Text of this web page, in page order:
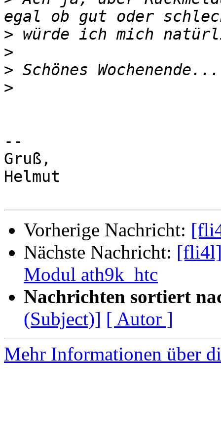
>
>
>
>
--
Gruß,
Helmut
Vorherige Nachricht:
Nächste Nachricht:
Modul ath9k_htc
Nachrichten sortiert
(Subject)] [ Autor ]
Mehr Informationen über